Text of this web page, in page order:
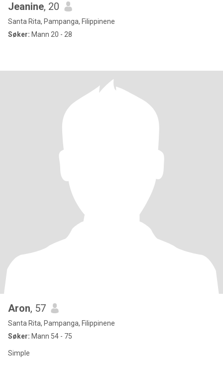
Jeanine, 20
Santa Rita, Pampanga, Filippinene
Søker: Mann 20 - 28
Aron, 57
Santa Rita, Pampanga, Filippinene
Søker: Mann 54 - 75
Simple